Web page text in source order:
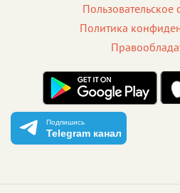
Пользовательское
Политика
Подпишись
Telegram канал